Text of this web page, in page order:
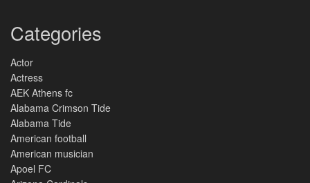
Categories
Actor
Actress
AEK Athens fc
Alabama Crimson Tide
Alabama Tide
American football
American musician
Apoel FC